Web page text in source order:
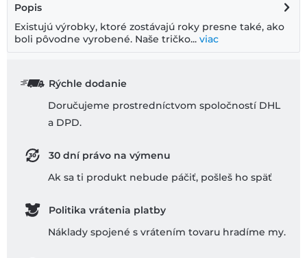
Popis
Existujú výrobky, ktoré zostávajú roky presne také, ako
boli pôvodne vyrobené. Naše tričko... viac
Rýchle dodanie
Doručujeme prostredníctvom spoločností DHL
a DPD.
30 dní právo na výmenu
Ak sa ti produkt nebude páčiť, pošleš ho späť
Politika vrátenia platby
Náklady spojené s vrátením tovaru hradíme my.